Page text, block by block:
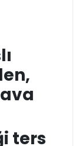
ters